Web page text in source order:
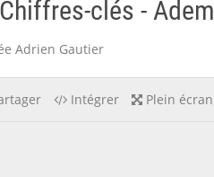
clés -
Adrien Gautier
Intégrer Plein écran